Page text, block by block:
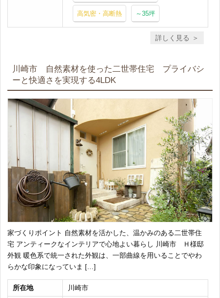
高気密・高断熱 ～35坪
詳しく見る
川崎市 自然素材を使った二世帯住宅 プライバシ
ーと快適さを実現する4LDK
家づくりポイント 自然素材を活かした、温かみのある二世帯住
宅 アンティークなインテリアで心地よい暮らし 川崎市 Ｈ様邸
外観 暖色系で統一された外観は、一部曲線を用いることでやわ
らかな印象になっていま […]
所在地 川崎市